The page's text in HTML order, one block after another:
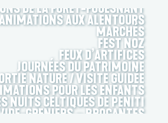
DE LA FORÊT-FOUESNANT
AUX ALENTOURS
MARCHÉS
FEST NOZ
FEUX D’ARTIFICES
JOURNÉES DU PATRIMOINE
NATURE / VISITE GUIDÉE
POUR LES ENFANTS
NUITS CELTIQUES DE PENITI
GRENIERS – BROCANTES